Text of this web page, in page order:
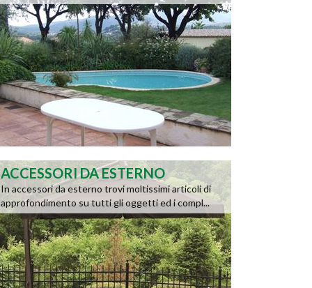
ACCESSORI DA ESTERNO
In accessori da esterno trovi moltissimi articoli di
approfondimento su tutti gli oggetti ed i compl...